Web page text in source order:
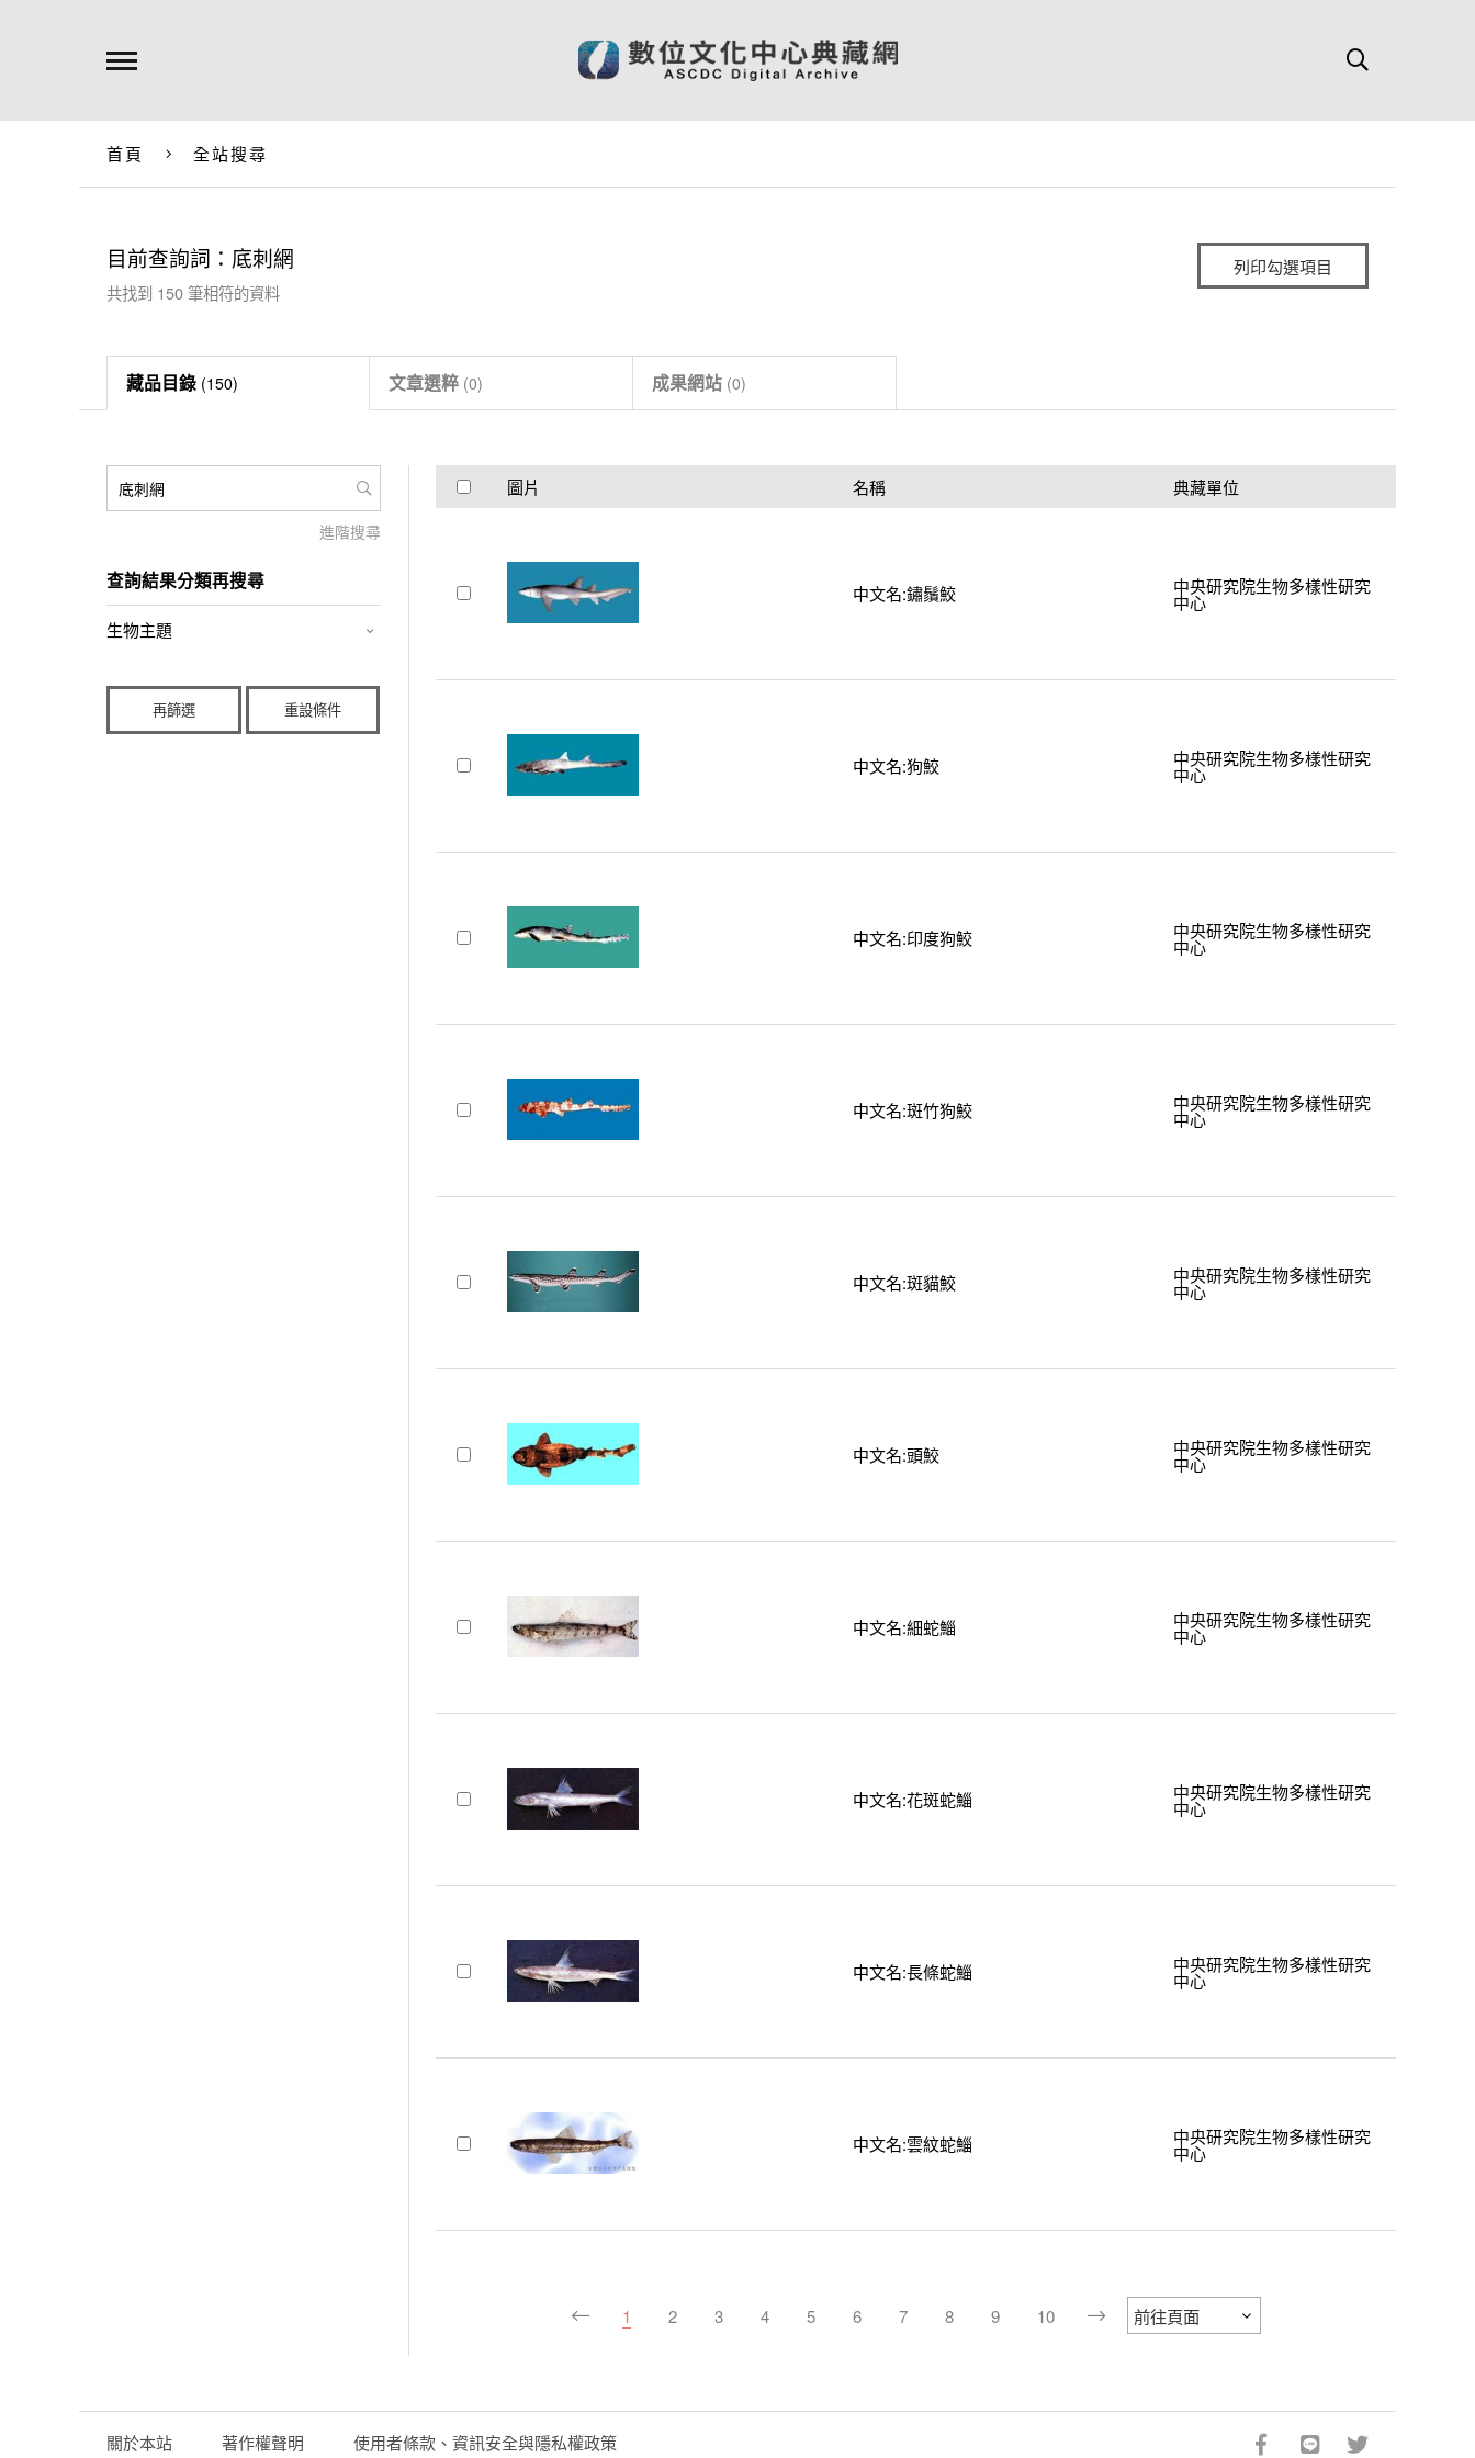
首頁 全站搜尋
目前查詢詞：底刺網
共找到 150筆相符的資料
列印勾選項目
藏品目錄 (150) 文章選粹 (0) 成果網站 (0)
圖片 名稱 典藏單位
中文名:鏽鬚鮫 中央研究院生物多樣性研究
中心
中文名:狗鮫 中央研究院生物多樣性研究
中心
中文名:印度狗鮫 中央研究院生物多樣性研究
中心
中文名:斑竹狗鮫 中央研究院生物多樣性研究
中心
中文名:斑貓鮫 中央研究院生物多樣性研究
中心
中文名:頭鮫 中央研究院生物多樣性研究
中心
中文名:細蛇鯔 中央研究院生物多樣性研究
中心
中文名:花斑蛇鯔 中央研究院生物多樣性研究
中心
中文名:長條蛇鯔 中央研究院生物多樣性研究
中心
中文名:雲紋蛇鯔 中央研究院生物多樣性研究
中心
1 2 3 4 5 6 7 8 9 10
進階搜尋
查詢結果分類再搜尋
生物主題
關於本站 著作權聲明 使用者條款、資訊安全與隱私權政策